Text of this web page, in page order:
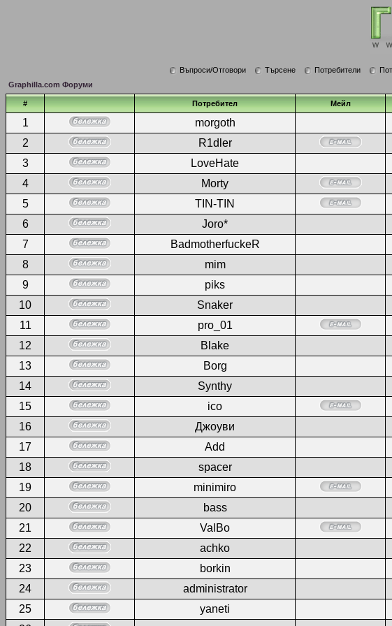
Въпроси/Отговори Търсене Потребители
Graphilla.com Форуми
# Потребител Мейл
1 morgoth
2
R1dler
3
LoveHate
4
Morty
5
TIN-TIN
6
Joro*
7
BadmotherfuckeR
8
mim
9
piks
10
Snaker
11
pro_01
12
Blake
13
Borg
14
Synthy
15
ico
16
Джоуви
17
Add
18
spacer
19
minimiro
20
bass
21
ValBo
22
achko
23
borkin
24
administrator
25
yaneti